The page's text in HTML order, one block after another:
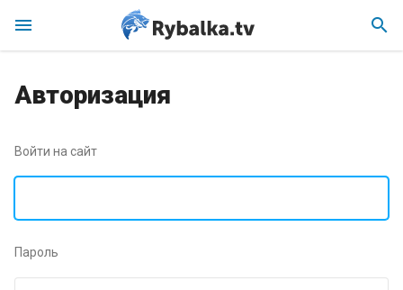
menu search
Авторизация
Войти на сайт
Пароль